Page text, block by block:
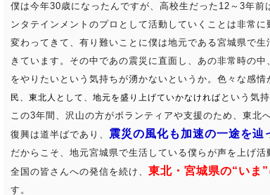
僕は今年30歳になったんですが、高校生だった12～3年
ンタテインメントのプロとして活動していくことは非常
変わってきて、有り難いことに僕は地元である宮城県で
きています。その中であの震災に直面し、あの非常時の
をやりたいという気持ちが湧かないというか。色々な感情
民、東北人として、地元を盛り上げていかなければ という気
この3年間、沢山の方がボランティアや支援のため、東北
復興は道半ばであり、 震災の風化も加速の一途を辿
だからこそ、地元宮城県で生活している僕らが声を上げ
全国の皆さんへの発信を続け、 東北・宮城県の“いま
す。